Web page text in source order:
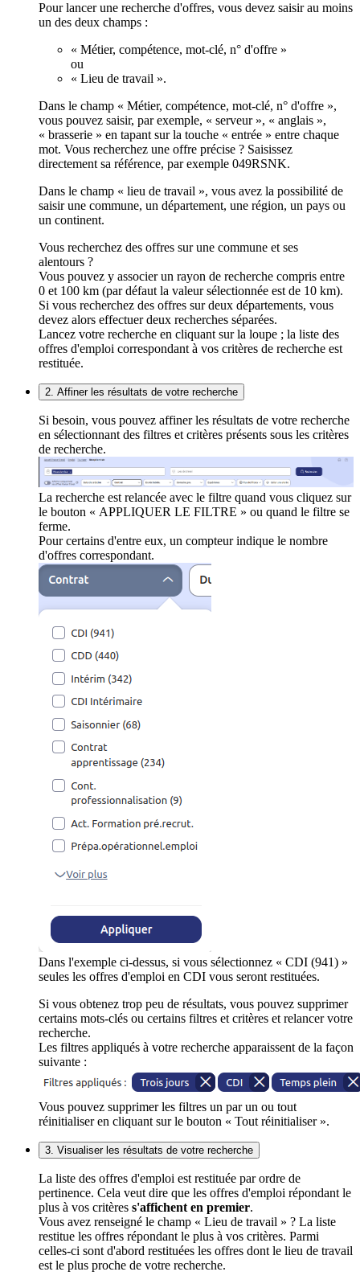
Pour lancer une recherche d'offres, vous devez saisir au moins
un des deux champs :
« Métier, compétence, mot-clé, n° d'offre »
ou
« Lieu de travail ».
Dans le champ « Métier, compétence, mot-clé, n° d'offre »,
vous pouvez saisir, par exemple, « serveur », « anglais »,
« brasserie » en tapant sur la touche « entrée » entre chaque
mot. Vous recherchez une offre précise ? Saisissez
directement sa référence, par exemple 049RSNK.
Dans le champ « lieu de travail », vous avez la possibilité de
saisir une commune, un département, une région, un pays ou
un continent.
Vous recherchez des offres sur une commune et ses
alentours ?
Vous pouvez y associer un rayon de recherche compris entre
0 et 100 km (par défaut la valeur sélectionnée est de 10 km).
Si vous recherchez des offres sur deux départements, vous
devez alors effectuer deux recherches séparées.
Lancez votre recherche en cliquant sur la loupe ; la liste des
offres d'emploi correspondant à vos critères de recherche est
restituée.
2. Affiner les résultats de votre recherche
Si besoin, vous pouvez affiner les résultats de votre recherche
en sélectionnant des filtres et critères présents sous les critères
de recherche.
La recherche est relancée avec le filtre quand vous cliquez sur
le bouton « APPLIQUER LE FILTRE » ou quand le filtre se
ferme.
Pour certains d'entre eux, un compteur indique le nombre
d'offres correspondant.
Dans l'exemple ci-dessus, si vous sélectionnez « CDI (941) »
seules les offres d'emploi en CDI vous seront restituées.
Si vous obtenez trop peu de résultats, vous pouvez supprimer
certains mots-clés ou certains filtres et critères et relancer votre
recherche.
Les filtres appliqués à votre recherche apparaissent de la façon
suivante :
Vous pouvez supprimer les filtres un par un ou tout
réinitialiser en cliquant sur le bouton « Tout réinitialiser ».
3. Visualiser les résultats de votre recherche
La liste des offres d'emploi est restituée par ordre de
pertinence. Cela veut dire que les offres d'emploi répondant le
plus à vos critères s'affichent en premier.
Vous avez renseigné le champ « Lieu de travail » ? La liste
restitue les offres répondant le plus à vos critères. Parmi
celles-ci sont d'abord restituées les offres dont le lieu de travail
est le plus proche de votre recherche.